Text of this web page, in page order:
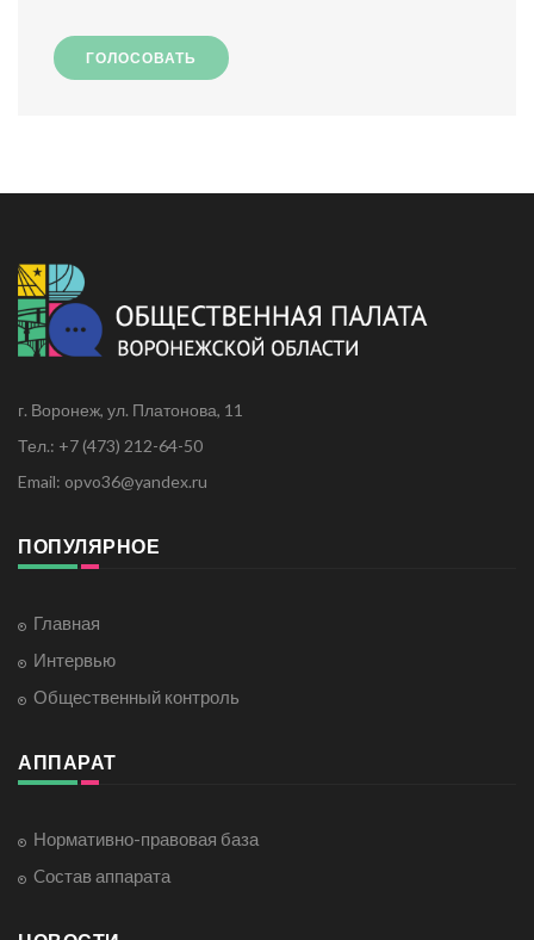
ГОЛОСОВАТЬ
г. Воронеж, ул. Платонова, 11
Тел.: +7 (473) 212-64-50
Email: opvo36@yandex.ru
ПОПУЛЯРНОЕ
Главная
Интервью
Общественный контроль
АППАРАТ
Нормативно-правовая база
Cостав аппарата